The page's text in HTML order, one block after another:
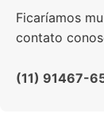
Ficaríamos
contato
(11) 91467-